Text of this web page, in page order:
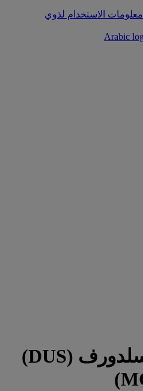
معلومات الاستخدام لذوي
الرحلات من دوسلدورف (DUS)